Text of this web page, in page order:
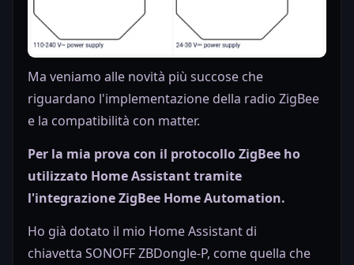
Ma veniamo alle novità più succose che
riguardano l'implementazione della radio ZigBee
e la compatibilità con matter.
Per la mia prova con il protocollo ZigBee ho
utilizzato Home Assistant tramite
l'integrazione ZigBee Home Automation.
Ho già dotato il mio Home Assistant di
chiavetta SONOFF ZBDongle-P, come quella che